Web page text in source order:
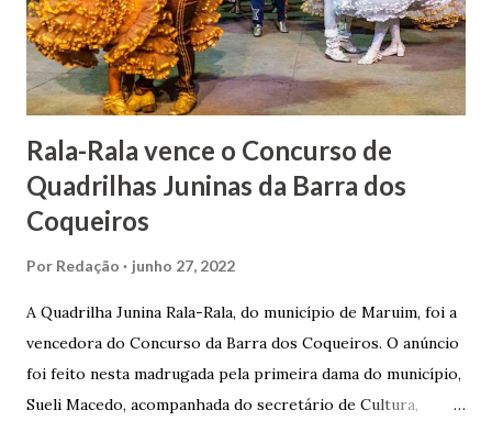
Senhor Bom Jesus dos Passos, que foi inaugurada em 1862 e
doada ao vigário Pe. José Joaquim de Vasconcelos. A Igreja
Matriz...
Rala-Rala vence o Concurso de
Quadrilhas Juninas da Barra dos
Coqueiros
Por Redação junho 27, 2022
A Quadrilha Junina Rala-Rala, do município de Maruim, foi a
vencedora do Concurso da Barra dos Coqueiros. O anúncio
foi feito nesta madrugada pela primeira dama do município,
Sueli Macedo, acompanhada do secretário de Cultura,